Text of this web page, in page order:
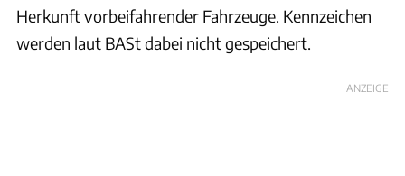
Herkunft vorbeifahrender Fahrzeuge. Kennzeichen
werden laut BASt dabei nicht gespeichert.
ANZEIGE